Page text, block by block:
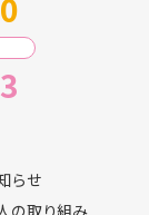
らせ
の取り組み